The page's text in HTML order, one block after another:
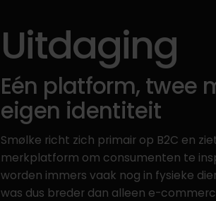
Uitdaging
Eén platform, twee
eigen identiteit
Smølke richt zich primair op B2C en
merkplatform om consumenten te
worden immers vaak nog in fysieke
was dus breder dan alleen e-